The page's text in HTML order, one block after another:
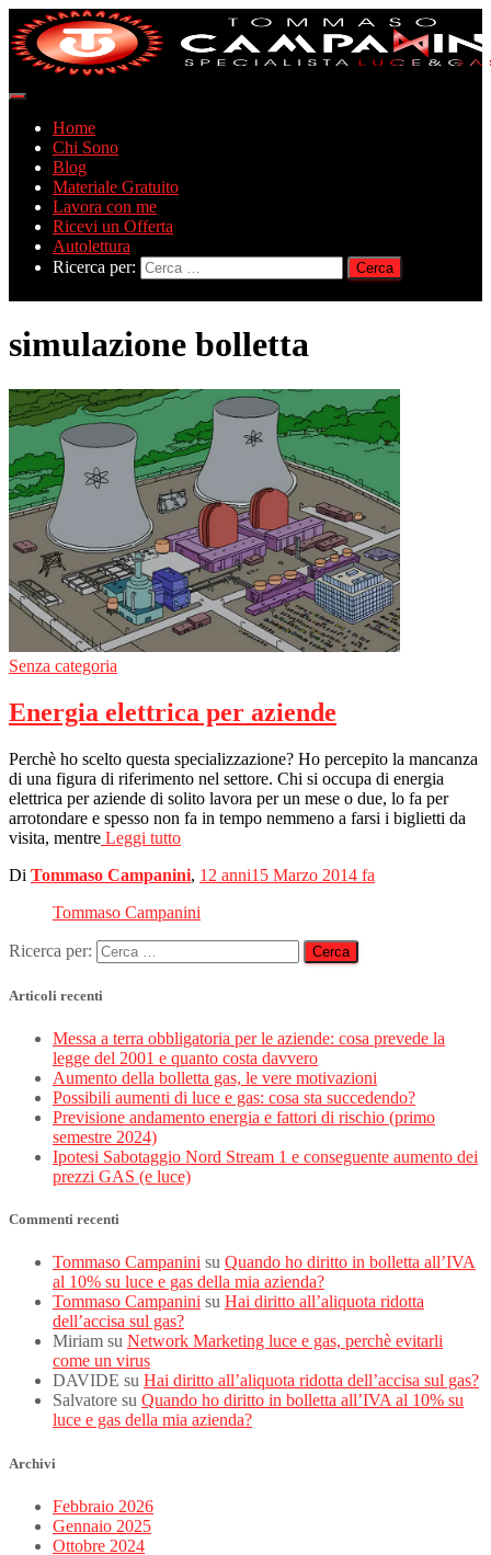
Navigazione
toggleHome
Chi Sono
Blog
Materiale Gratuito
Lavora con me
Ricevi un Offerta
Autolettura
Ricerca per:
simulazione bolletta
Senza categoria
Energia elettrica per aziende
Perchè ho scelto questa specializzazione? Ho percepito la mancanza
di una figura di riferimento nel settore. Chi si occupa di energia
elettrica per aziende di solito lavora per un mese o due, lo fa per
arrotondare e spesso non fa in tempo nemmeno a farsi i biglietti da
visita, mentre Leggi tutto
Di Tommaso Campanini, 12 anni15 Marzo 2014 fa
Tommaso Campanini
Ricerca per:
Articoli recenti
Messa a terra obbligatoria per le aziende: cosa prevede la
legge del 2001 e quanto costa davvero
Aumento della bolletta gas, le vere motivazioni
Possibili aumenti di luce e gas: cosa sta succedendo?
Previsione andamento energia e fattori di rischio (primo
semestre 2024)
Ipotesi Sabotaggio Nord Stream 1 e conseguente aumento dei
prezzi GAS (e luce)
Commenti recenti
Tommaso Campanini su Quando ho diritto in bolletta all’IVA
al 10% su luce e gas della mia azienda?
Tommaso Campanini su Hai diritto all’aliquota ridotta
dell’accisa sul gas?
Miriam su Network Marketing luce e gas, perchè evitarli
come un virus
DAVIDE su Hai diritto all’aliquota ridotta dell’accisa sul gas?
Salvatore su Quando ho diritto in bolletta all’IVA al 10% su
luce e gas della mia azienda?
Archivi
Febbraio 2026
Gennaio 2025
Ottobre 2024